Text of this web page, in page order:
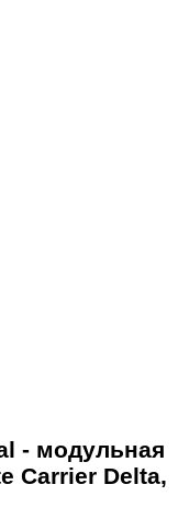
- модульная
Carrier Delta,